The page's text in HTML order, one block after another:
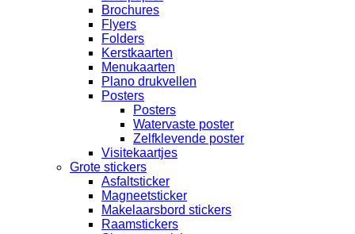
Brochures
Flyers
Folders
Kerstkaarten
Menukaarten
Plano drukvellen
Posters
Posters
Watervaste poster
Zelfklevende poster
Visitekaartjes
Grote stickers
Asfaltsticker
Magneetsticker
Makelaarsbord stickers
Raamstickers